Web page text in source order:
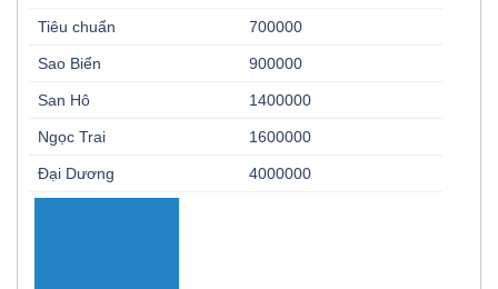
Tiêu chuẩn 700000
Sao Biển 900000
San Hô 1400000
Ngọc Trai 1600000
Đại Dương 4000000